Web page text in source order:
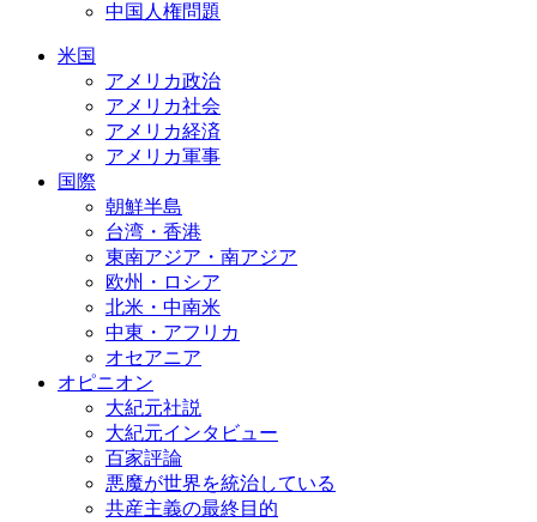
中国人権問題
米国
アメリカ政治
アメリカ社会
アメリカ経済
アメリカ軍事
国際
朝鮮半島
台湾・香港
東南アジア・南アジア
欧州・ロシア
北米・中南米
中東・アフリカ
オセアニア
オピニオン
大紀元社説
大紀元インタビュー
百家評論
悪魔が世界を統治している
共産主義の最終目的